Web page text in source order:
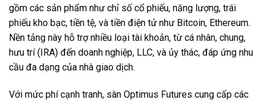
gồm các sản phẩm như chỉ số cổ phiếu, năng lượng, trái
phiếu kho bạc, tiền tệ, và tiền điện tử như Bitcoin, Ethereum.
Nền tảng này hỗ trợ nhiều loại tài khoản, từ cá nhân, chung,
hưu trí (IRA) đến doanh nghiệp, LLC, và ủy thác, đáp ứng nhu
cầu đa dạng của nhà giao dịch.
Với mức phí cạnh tranh, sàn Optimus Futures cung cấp các